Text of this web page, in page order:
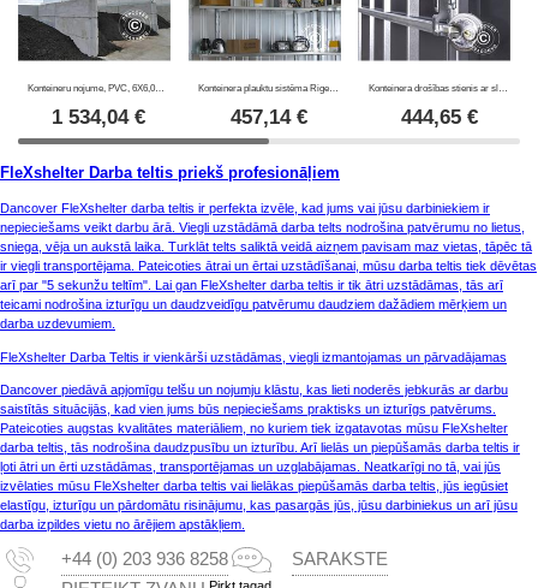
Konteineru nojume, PVC, 6X6,05X1,8m, Balta
1 534,04€
Konteinera plauktu sistēma Rigel, 1x0,42m, sudrabota, 3 gab.
457,14€
Konteinera drošības stienis ar slēdzeni, Rigel, 1 gab.
444,65€
FleXshelter Darba teltis priekš profesionāļiem
Dancover FleXshelter darba teltis ir perfekta izvēle, kad jums vai jūsu darbiniekiem ir
nepieciešams veikt darbu ārā. Viegli uzstādāmā darba telts nodrošina patvērumu no lietus,
sniega, vēja un aukstā laika. Turklāt telts saliktā veidā aizņem pavisam maz vietas, tāpēc tā
ir viegli transportējama. Pateicoties ātrai un ērtai uzstādīšanai, mūsu darba teltis tiek dēvētas
arī par "5 sekunžu teltīm". Lai gan FleXshelter darba teltis ir tik ātri uzstādāmas, tās arī
teicami nodrošina izturīgu un daudzveidīgu patvērumu daudziem dažādiem mērķiem un
darba uzdevumiem.
FleXshelter Darba Teltis ir vienkārši uzstādāmas, viegli izmantojamas un pārvadājamas
Dancover piedāvā apjomīgu telšu un nojumju klāstu, kas lieti noderēs jebkurās ar darbu
saistītās situācijās, kad vien jums būs nepieciešams praktisks un izturīgs patvērums.
Pateicoties augstas kvalitātes materiāliem, no kuriem tiek izgatavotas mūsu FleXshelter
darba teltis, tās nodrošina daudzpusību un izturību. Arī lielās un piepūšamās darba teltis ir
ļoti ātri un ērti uzstādāmas, transportējamas un uzglabājamas. Neatkarīgi no tā, vai jūs
izvēlaties mūsu FleXshelter darba teltis vai lielākas piepūšamās darba teltis, jūs iegūsiet
elastīgu, izturīgu un pārdomātu risinājumu, kas pasargās jūs, jūsu darbiniekus un arī jūsu
darba izpildes vietu no ārējiem apstākļiem.
+44 (0) 203 936 8258
SARAKSTE